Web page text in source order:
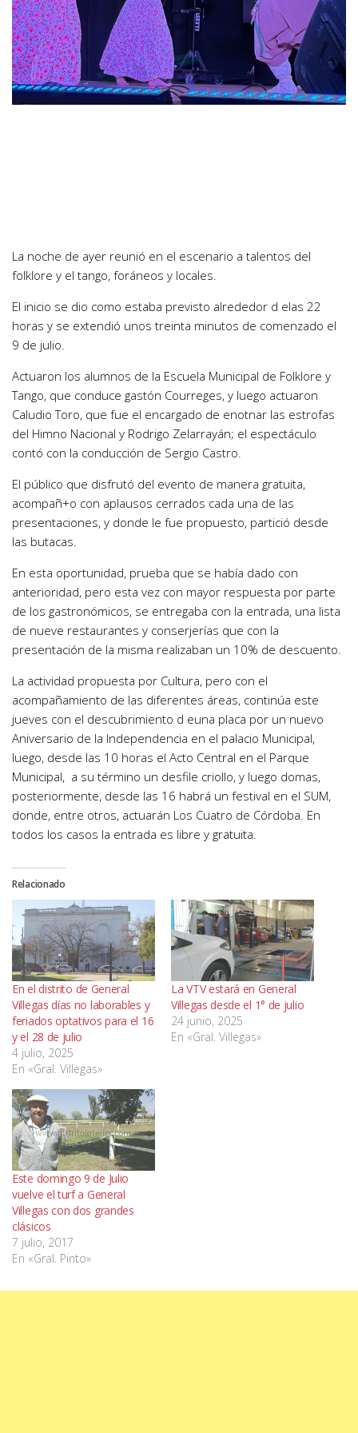
La noche de ayer reunió en el escenario a talentos del
folklore y el tango, foráneos y locales.
El inicio se dio como estaba previsto alrededor d elas 22
horas y se extendió unos treinta minutos de comenzado el
9 de julio.
Actuaron los alumnos de la Escuela Municipal de Folklore y
Tango, que conduce gastón Courreges, y luego actuaron
Caludio Toro, que fue el encargado de enotnar las estrofas
del Himno Nacional y Rodrigo Zelarrayán; el espectáculo
contó con la conducción de Sergio Castro.
El público que disfrutó del evento de manera gratuita,
acompañ+o con aplausos cerrados cada una de las
presentaciones, y donde le fue propuesto, partició desde
las butacas.
En esta oportunidad, prueba que se había dado con
anterioridad, pero esta vez con mayor respuesta por parte
de los gastronómicos, se entregaba con la entrada, una lista
de nueve restaurantes y conserjerías que con la
presentación de la misma realizaban un 10% de descuento.
La actividad propuesta por Cultura, pero con el
acompañamiento de las diferentes áreas, continúa este
jueves con el descubrimiento d euna placa por un nuevo
Aniversario de la Independencia en el palacio Municipal,
luego, desde las 10 horas el Acto Central en el Parque
Municipal, a su término un desfile criollo, y luego domas,
posteriormente, desde las 16 habrá un festival en el SUM,
donde, entre otros, actuarán Los Cuatro de Córdoba. En
todos los casos la entrada es libre y gratuita.
Relacionado
En el distrito de General
Villegas días no laborables y
feriados optativos para el 16
y el 28 de julio
4 julio, 2025
En «Gral. Villegas»
La VTV estará en General
Villegas desde el 1° de julio
24 junio, 2025
En «Gral. Villegas»
Este domingo 9 de Julio
vuelve el turf a General
Villegas con dos grandes
clásicos
7 julio, 2017
En «Gral. Pinto»